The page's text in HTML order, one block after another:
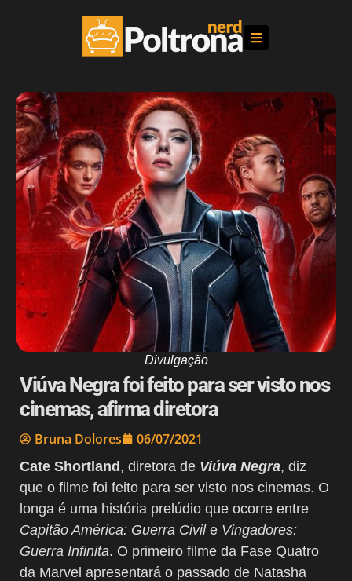
Divulgação
Viúva Negra foi feito para ser visto nos
cinemas, afirma diretora
Bruna Dolores 06/07/2021
Cate Shortland, diretora de Viúva Negra, diz
que o filme foi feito para ser visto nos cinemas. O
longa é uma história prelúdio que ocorre entre
Capitão América: Guerra Civile Vingadores:
Guerra Infinita. O primeiro filme da Fase Quatro
da Marvel apresentará o passado de Natasha